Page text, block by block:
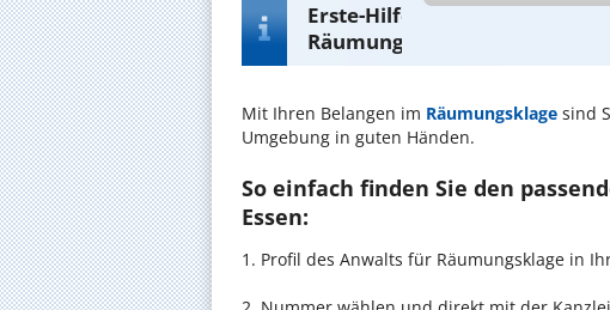
Erste-Hilfe-Infos zur Suche
Räumungsklage in Essen
Mit Ihren Belangen im Räumungsklage sind
Umgebung in guten Händen.
So einfach finden Sie den
Essen:
1. Profil des Anwalts für Räumungsklage in